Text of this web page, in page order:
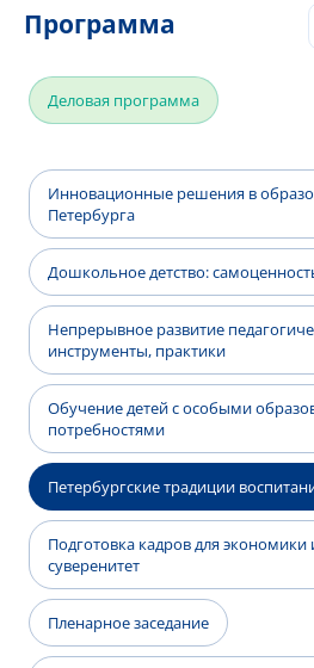
Программа
Деловая программа
Инновационные решения в
Петербурга
Дошкольное детство:
Непрерывное развитие
инструменты, практики
Обучение детей с особыми
потребностями
Петербургские традиции
Подготовка кадров для экономики
суверенитет
Пленарное заседание